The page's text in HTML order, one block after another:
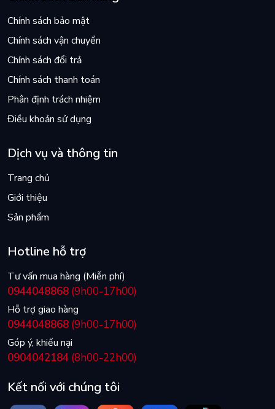
Chính sách bảo mật
Chính sách vận chuyển
Chính sách đổi trả
Chính sách thanh toán
Phân định trách nhiệm
Điều khoản sử dụng
Dịch vụ và thông tin
Trang chủ
Giới thiệu
Sản phẩm
Hotline hỗ trợ
Tư vấn mua hàng (Miễn phí)
0944048868 (9h00-17h00)
Hỗ trợ giao hàng
0944048868 (9h00-17h00)
Góp ý, khiếu nại
0904042184 (8h00-22h00)
Kết nối với chúng tôi